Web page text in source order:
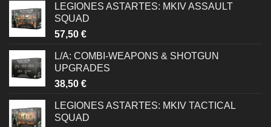
LEGIONES ASTARTES: MKIV ASSAULT
SQUAD
57,50 €
L/A: COMBI-WEAPONS & SHOTGUN
UPGRADES
38,50 €
LEGIONES ASTARTES: MKIV TACTICAL
SQUAD